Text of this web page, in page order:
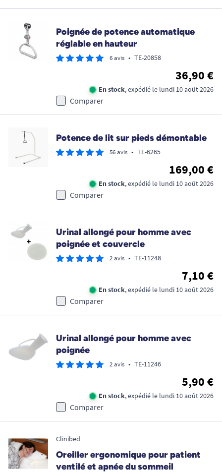
Poignée de potence automatique
réglable en hauteur
6 avis • TE-20858
36,90 €
En stock, expédié le lundi 10 août 2026
Comparer
Potence de lit sur pieds démontable
56 avis • TE-6265
169,00 €
En stock, expédié le lundi 10 août 2026
Comparer
Urinal allongé pour homme avec
poignée et couvercle
2 avis • TE-11248
7,10 €
En stock, expédié le lundi 10 août 2026
Comparer
Urinal allongé pour homme avec
poignée
2 avis • TE-11246
5,90 €
En stock, expédié le lundi 10 août 2026
Comparer
Clinibed
Oreiller ergonomique pour patient
ventilé et apnée du sommeil